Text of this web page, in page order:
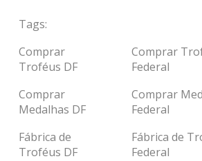
Tags:
Comprar
Troféus DF
Comprar
Federal
Comprar
Medalhas DF
Comprar
Federal
Fábrica de
Troféus DF
Fábrica de
Federal